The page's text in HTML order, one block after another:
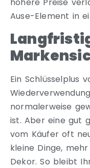
höhere Preise
Ause-Element in
Ein Schlüsselplus
normalerweise
ist. Aber eine gut
vom Käufer oft
kleine Dinge,
Dekor. So bleibt